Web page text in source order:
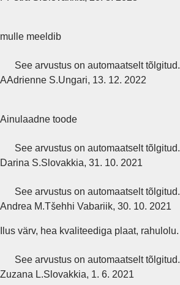
mulle meeldib
See arvustus on automaatselt tõlgitud.
AAdrienne S.Ungari, 13. 12. 2022
Ainulaadne toode
See arvustus on automaatselt tõlgitud.
Darina S.Slovakkia, 31. 10. 2021
See arvustus on automaatselt tõlgitud.
Andrea M.Tšehhi Vabariik, 30. 10. 2021
Ilus värv, hea kvaliteediga plaat, rahulolu.
See arvustus on automaatselt tõlgitud.
Zuzana L.Slovakkia, 1. 6. 2021